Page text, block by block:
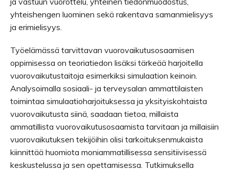
yhteishengen luominen sekä rakentava samanmielisyys
ja erimielisyys.
Työelämässä tarvittavan vuorovaikutusosaamisen
oppimisessa on teoriatiedon lisäksi tärkeää harjoitella
vuorovaikutustaitoja esimerkiksi simulaation keinoin.
Analysoimalla sosiaali- ja terveysalan ammattilaisten
toimintaa simulaatioharjoituksessa ja yksityiskohtaista
vuorovaikutusta siinä, saadaan tietoa, millaista
ammatillista vuorovaikutusosaamista tarvitaan ja millaisiin
vuorovaikutuksen tekijöihin olisi tarkoituksenmukaista
kiinnittää huomiota moniammatillisessa sensitiivisessä
keskustelussa ja sen opettamisessa. Tutkimuksella